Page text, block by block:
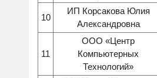
10
ИП Корсакова Юлия
Александровна
11
ООО «Центр
Компьютерных
Технологий»